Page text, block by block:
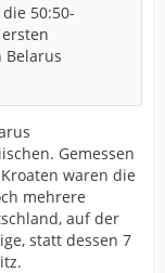
50:50-
Belarus
Gemessen
waren die
mehrere
auf der
statt dessen 7